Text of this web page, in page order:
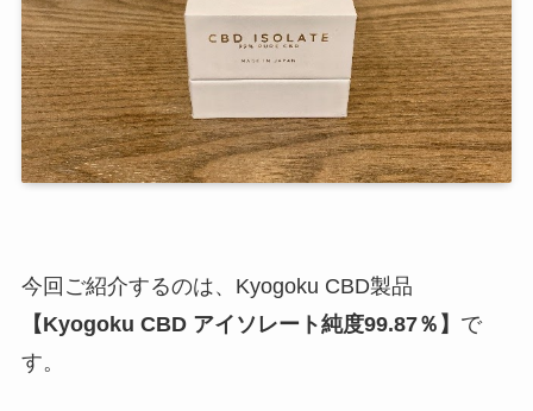
今回ご紹介するのは、Kyogoku CBD製品
【Kyogoku CBD アイソレート純度99.87％】 で
す。